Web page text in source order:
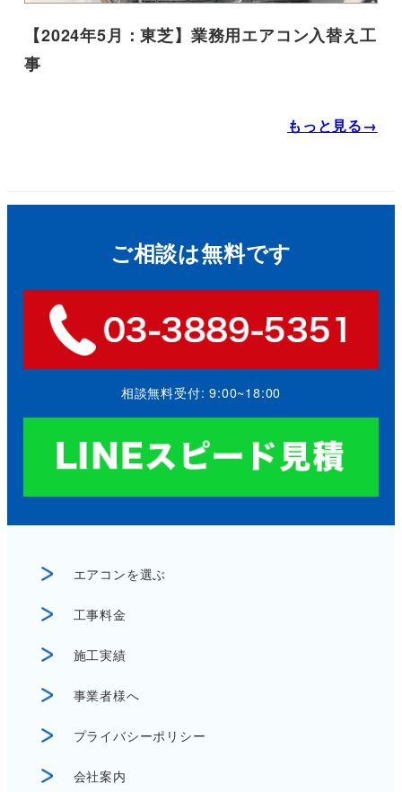
【2024年5月：東芝】業務用エアコン入替え工
事
もっと見る→
ご相談は無料です
相談無料受付: 9:00~18:00
エアコンを選ぶ
工事料金
施工実績
事業者様へ
プライバシーポリシー
会社案内